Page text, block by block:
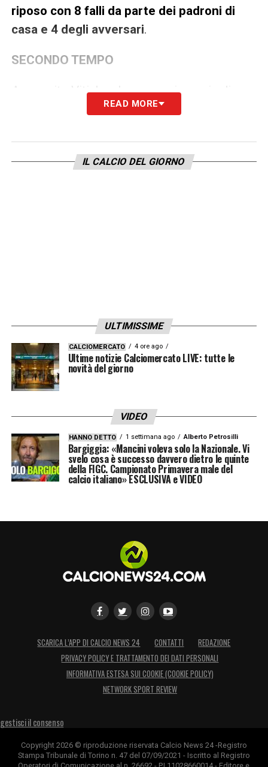
riposo con 8 falli da parte dei padroni di
casa e 4 degli avversari.
SECONDO TEMPO
Ammonito Vitinha che con un incrocio di
gambe frena un’incursione di Di Lorenzo. Sul
mischia chiedono un mani: la sfera è
toccata da Venturino, il braccio è attaccato
READ MORE
IL CALCIO DEL GIORNO
ULTIMISSIME
CALCIOMERCATO 4 ore ago
Ultime notizie Calciomercato LIVE: tutte le
novità del giorno
VIDEO
HANNO DETTO 1 settimana ago Alberto Petrosilli
Bargiggia: «Mancini voleva solo la Nazionale. Vi
svelo cosa è successo davvero dietro le quinte
della FIGC. Campionato Primavera male del
calcio italiano» ESCLUSIVA e VIDEO
SCARICA L’APP DI CALCIO NEWS 24 CONTATTI
REDAZIONE
PRIVACY POLICY E TRATTAMENTO DEI DATI PERSONALI
INFORMATIVA ESTESA SUI COOKIE (COOKIE POLICY)
NETWORK SPORT REVIEW
gestisci il consenso
Copyright 2026 © riproduzione riservata Calcio News 24 -Registro
Stampa Tribunale di Torino n. 47 del 07/09/2021 - Iscritto al Registro